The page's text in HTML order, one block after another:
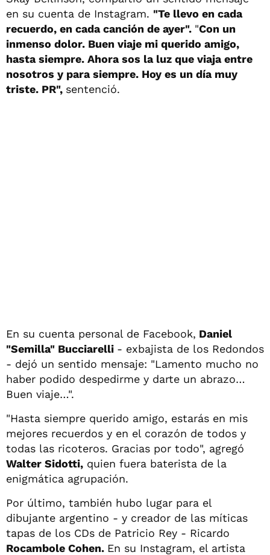
en su cuenta de Instagram. "Te llevo en cada
recuerdo, en cada canción de ayer". "Con un
inmenso dolor. Buen viaje mi querido amigo,
hasta siempre. Ahora sos la luz que viaja entre
nosotros y para siempre. Hoy es un día muy
triste. PR", sentenció.
En su cuenta personal de Facebook, Daniel
"Semilla" Bucciarelli - exbajista de los Redondos
- dejó un sentido mensaje: "Lamento mucho no
haber podido despedirme y darte un abrazo…
Buen viaje…".
"Hasta siempre querido amigo, estarás en mis
mejores recuerdos y en el corazón de todos y
todas las ricoteros. Gracias por todo", agregó
Walter Sidotti, quien fuera baterista de la
enigmática agrupación.
Por último, también hubo lugar para el
dibujante argentino - y creador de las míticas
tapas de los CDs de Patricio Rey - Ricardo
Rocambole Cohen. En su Instagram, el artista